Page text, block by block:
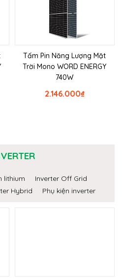
Tấm Pin Năng Lượng Mặt
Trời Mono WORD ENERGY
740W
₫
2.146.000
lithium
Inverter Off Grid
Hybrid Phụ kiện inverter